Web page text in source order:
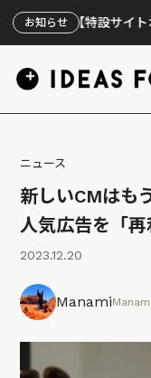
お知らせ
【特設サイトオープ
ニュース
新しいCMはも
人気広告を「
2023.12.20
ManamiManami